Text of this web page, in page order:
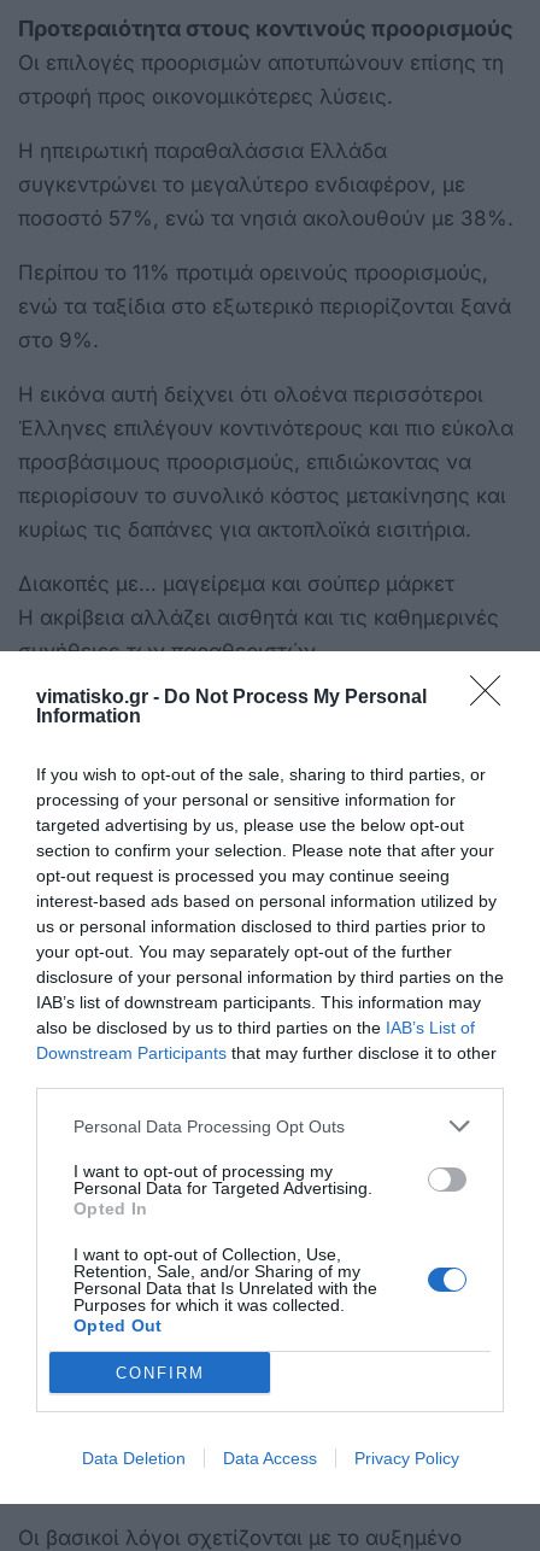
vimatisko.gr - Do Not Process My Personal
Information
If you wish to opt-out of the sale, sharing to third parties, or
processing of your personal or sensitive information for
targeted advertising by us, please use the below opt-out
section to confirm your selection. Please note that after your
opt-out request is processed you may continue seeing
interest-based ads based on personal information utilized by
us or personal information disclosed to third parties prior to
your opt-out. You may separately opt-out of the further
disclosure of your personal information by third parties on the
IAB’s list of downstream participants. This information may
also be disclosed by us to third parties on the IAB’s List of
Downstream Participants that may further disclose it to other
Personal Data Processing Opt Outs
I want to opt-out of processing my
Personal Data for Targeted Advertising.
Opted In
I want to opt-out of Collection, Use,
Retention, Sale, and/or Sharing of my
Personal Data that Is Unrelated with the
Purposes for which it was collected.
Opted Out
CONFIRM
Data Deletion Data Access Privacy Policy
Προτεραιότητα στους κοντινούς προορισμούς
Οι επιλογές προορισμών αποτυπώνουν επίσης τη
στροφή προς οικονομικότερες λύσεις.
Η ηπειρωτική παραθαλάσσια Ελλάδα
συγκεντρώνει το μεγαλύτερο ενδιαφέρον, με
ποσοστό 57%, ενώ τα νησιά ακολουθούν με 38%.
Περίπου το 11% προτιμά ορεινούς προορισμούς,
ενώ τα ταξίδια στο εξωτερικό περιορίζονται ξανά
στο 9%.
Η εικόνα αυτή δείχνει ότι ολοένα περισσότεροι
Έλληνες επιλέγουν κοντινότερους και πιο εύκολα
προσβάσιμους προορισμούς, επιδιώκοντας να
περιορίσουν το συνολικό κόστος μετακίνησης και
κυρίως τις δαπάνες για ακτοπλοϊκά εισιτήρια.
Διακοπές με… μαγείρεμα και σούπερ μάρκετ
Η ακρίβεια αλλάζει αισθητά και τις καθημερινές
συνήθειες των παραθεριστών.
Ποσοστό 41% δηλώνει ότι μαγειρεύει συχνά κατά
εξόδους για φαγητό.
Παράλληλα, το 70% πραγματοποιεί αγορές από
σούπερ μάρκετ ή μίνι μάρκετ, ενώ το 79%
επισκέπτεται συστηματικά φούρνους και
αρτοποιεία.
Ιδιαίτερα ισχυρή παραμένει και η προτίμηση στα
τοπικά προϊόντα, καθώς το 62% δηλώνει ότι τα
επιλέγει στις αγορές του κατά τη διάρκεια των
διακοπών.
Το μοντέλο που διαμορφώνεται θυμίζει πλέον
περισσότερο «αυτοοργανωμένες» διακοπές, με
μεγαλύτερο έλεγχο εξόδων αλλά και ταυτόχρονη
Πίεση στις αγορές και νέα καταναλωτική
συμπεριφορά
Σχεδόν οι μισοί καταναλωτές — ποσοστό 45% —
δηλώνουν ότι θα περιορίσουν συνολικά τις
Οι βασικοί λόγοι σχετίζονται με το αυξημένο